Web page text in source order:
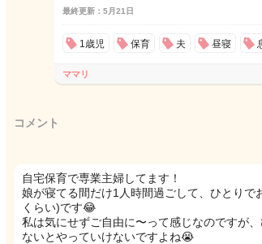
最終更新：5月21日
1歳児 保育 夫 昼寝
ママリ
コメント
自宅保育で専業主婦してます！
娘が寝てる間だけ1人時間過ごして、ひとりで
くらい)です😂
私は気にせずご自由に〜って感じなのですが
ないとやっていけないですよね😭